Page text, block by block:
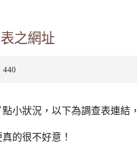
之網址
440
點小狀況，以下為調查表連結，
的很不好意！